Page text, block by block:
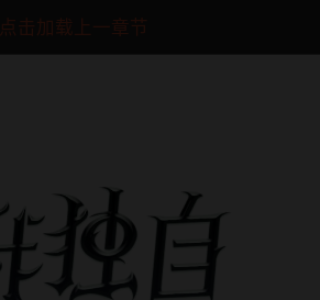
点击加载上一章节